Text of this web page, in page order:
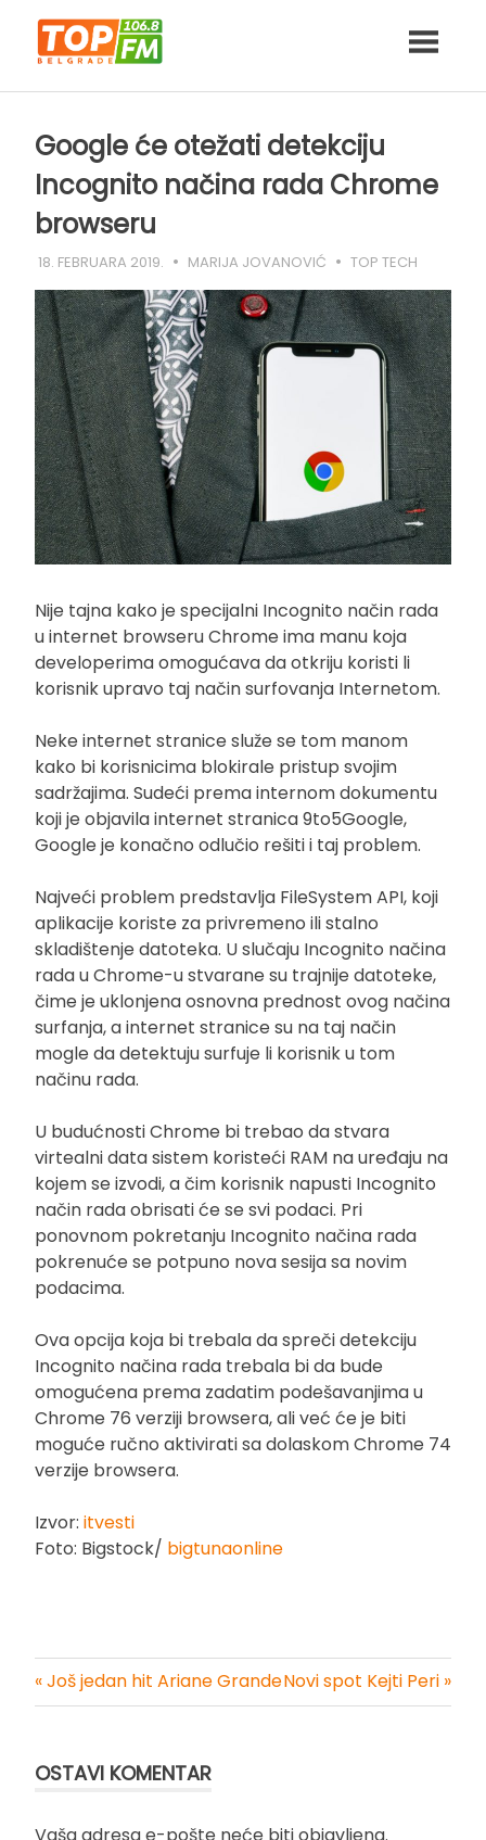
content
Google će otežati detekciju
Incognito načina rada Chrome
browseru
18. FEBRUARA 2019. MARIJA JOVANOVIĆ TOP TECH
Nije tajna kako je specijalni Incognito način rada
u internet browseru Chrome ima manu koja
developerima omogućava da otkriju koristi li
korisnik upravo taj način surfovanja Internetom.
Neke internet stranice služe se tom manom
kako bi korisnicima blokirale pristup svojim
sadržajima. Sudeći prema internom dokumentu
koji je objavila internet stranica 9to5Google,
Google je konačno odlučio rešiti i taj problem.
Najveći problem predstavlja FileSystem API, koji
aplikacije koriste za privremeno ili stalno
skladištenje datoteka. U slučaju Incognito načina
rada u Chrome-u stvarane su trajnije datoteke,
čime je uklonjena osnovna prednost ovog načina
surfanja, a internet stranice su na taj način
mogle da detektuju surfuje li korisnik u tom
načinu rada.
U budućnosti Chrome bi trebao da stvara
virtealni data sistem koristeći RAM na uređaju na
kojem se izvodi, a čim korisnik napusti Incognito
način rada obrisati će se svi podaci. Pri
ponovnom pokretanju Incognito načina rada
pokrenuće se potpuno nova sesija sa novim
podacima.
Ova opcija koja bi trebala da spreči detekciju
Incognito načina rada trebala bi da bude
omogućena prema zadatim podešavanjima u
Chrome 76 verziji browsera, ali već će je biti
moguće ručno aktivirati sa dolaskom Chrome 74
verzije browsera.
Izvor: itvesti
Foto: Bigstock/ bigtunaonline
Kretanje
« Još jedan hit Ariane GrandeNovi spot Kejti Peri »
OSTAVI KOMENTAR
Vaša adresa e-pošte neće biti objavljena.